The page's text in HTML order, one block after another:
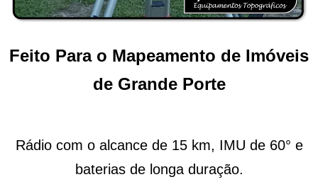
Feito Para o Mapeamento de Imóveis
de Grande Porte
Rádio com o alcance de 15 km, IMU de 60° e
baterias de longa duração.